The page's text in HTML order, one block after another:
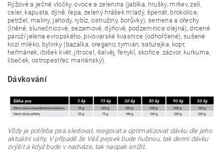
Rýžové a ječné vločky, ovoce a zelenina (jablka, hrušky, mrkev, zelí,
celer, kapusta, dýně, řepa, zelený hrášek mladý, špenát, brokolice,
petržel, maliny, jahody, rybíz, ostružiny, borůvky), semena a ořechy
(lněné, slunečnicové, sezamové, dýňové, podzemnice olejná), drcené
paroží jelena evropského, pivovarské kvasnice (odhořčené), sušené
kozí mléko, bylinky (bazalka, oregano, tymián, saturejka, kopr,
heřmánek, ibišek květ, jitrocel, šalvěj, fenykl, skořice, zázvor, kurkuma,
libeček, ostropestřec mariánský).
Dávkování
Vždy je potřeba psa sledovat, reagovat a optimalizovat dávku dle jeho
aktuální váhy. V případě že Váš pejsek bude hubnou, tak denní dávku
zvýšit a když bude v nadváze, tak naopak snížit.